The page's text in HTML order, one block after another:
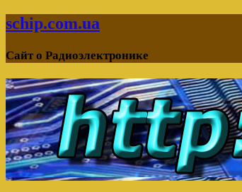
schip.com.ua
Сайт о Радиоэлектронике